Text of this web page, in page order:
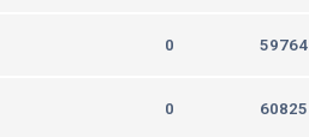
0 59764
0 60825